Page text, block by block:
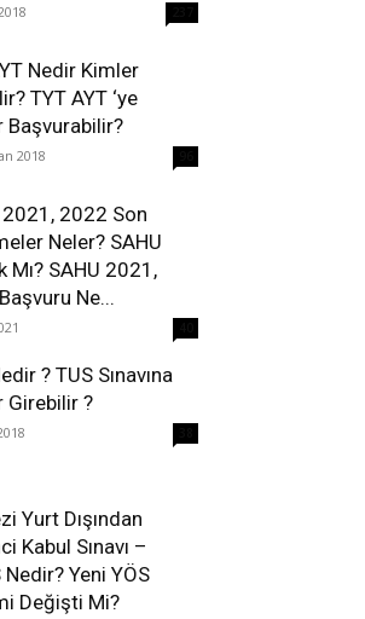
Nedir Kimler
TYT AYT ‘ye
Başvurabilir?
2018
2021, 2022 Son
Neler? SAHU
Mı? SAHU 2021,
Ne...
? TUS Sınavına
Girebilir ?
Yurt Dışından
Kabul Sınavı –
Nedir? Yeni YÖS
Değişti Mi?